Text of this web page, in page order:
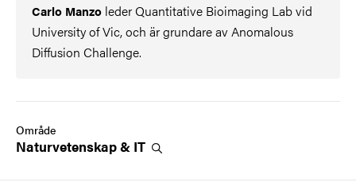
Carlo Manzo leder Quantitative Bioimaging Lab vid
University of Vic, och är grundare av Anomalous
Diffusion Challenge.
Område
Naturvetenskap & IT